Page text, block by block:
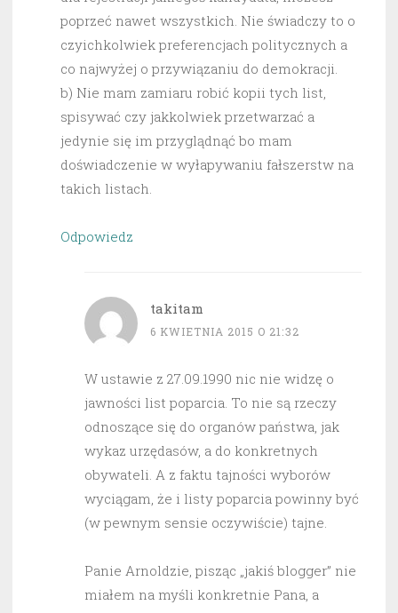
poprzeć nawet wszystkich. Nie świadczy to o
czyichkolwiek preferencjach politycznych a
co najwyżej o przywiązaniu do demokracji.
b) Nie mam zamiaru robić kopii tych list,
spisywać czy jakkolwiek przetwarzać a
jedynie się im przyglądnąć bo mam
doświadczenie w wyłapywaniu fałszerstw na
takich listach.
Odpowiedz
takitam
6 KWIETNIA 2015 O 21:32
W ustawie z 27.09.1990 nic nie widzę o
jawności list poparcia. To nie są rzeczy
odnoszące się do organów państwa, jak
wykaz urzędasów, a do konkretnych
obywateli. A z faktu tajności wyborów
wyciągam, że i listy poparcia powinny być
(w pewnym sensie oczywiście) tajne.
Panie Arnoldzie, pisząc „jakiś blogger” nie
miałem na myśli konkretnie Pana, a